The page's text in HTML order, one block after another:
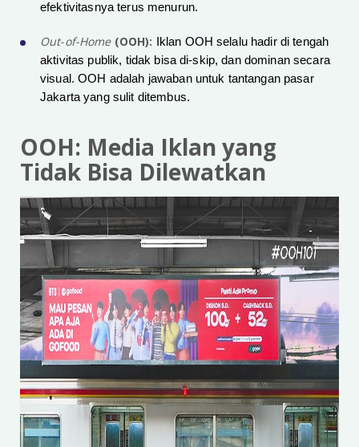
efektivitasnya terus menurun.
Out-of-Home(OOH): Iklan OOH selalu hadir di tengah
aktivitas publik, tidak bisa di-skip, dan dominan secara
visual. OOH adalah jawaban untuk tantangan pasar
Jakarta yang sulit ditembus.
OOH: Media Iklan yang
Tidak Bisa Dilewatkan